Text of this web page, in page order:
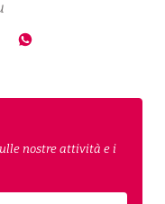
nostre attività e i